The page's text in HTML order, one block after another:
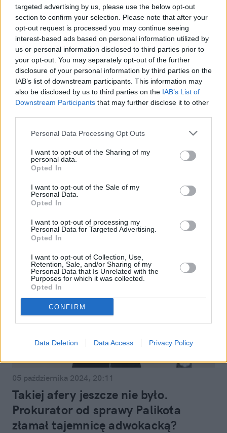
targeted advertising by us, please use the below opt-out
section to confirm your selection. Please note that after your
opt-out request is processed you may continue seeing
interest-based ads based on personal information utilized by
us or personal information disclosed to third parties prior to
your opt-out. You may separately opt-out of the further
disclosure of your personal information by third parties on the
IAB’s list of downstream participants. This information may
also be disclosed by us to third parties on the IAB’s List of
Downstream Participants that may further disclose it to other
Personal Data Processing Opt Outs
I want to opt-out of the Sharing of my
personal data.
Opted In
I want to opt-out of the Sale of my
Personal Data.
Opted In
I want to opt-out of processing my
Personal Data for Targeted Advertising.
Opted In
I want to opt-out of Collection, Use,
Retention, Sale, and/or Sharing of my
Personal Data that Is Unrelated with the
Purposes for which it was collected.
Opted In
CONFIRM
Data Deletion Data Access Privacy Policy
06 października 2024, 07:35
Prawica w amoku czepia się
Wojewódzkiego. Ale on opuścił
Palikota na długo przed aferą
05 października 2024, 20:11
Takiej afery jeszcze nie było.
Prokurator od sprawy Palikota
złamał tajemnicę adwokacką?